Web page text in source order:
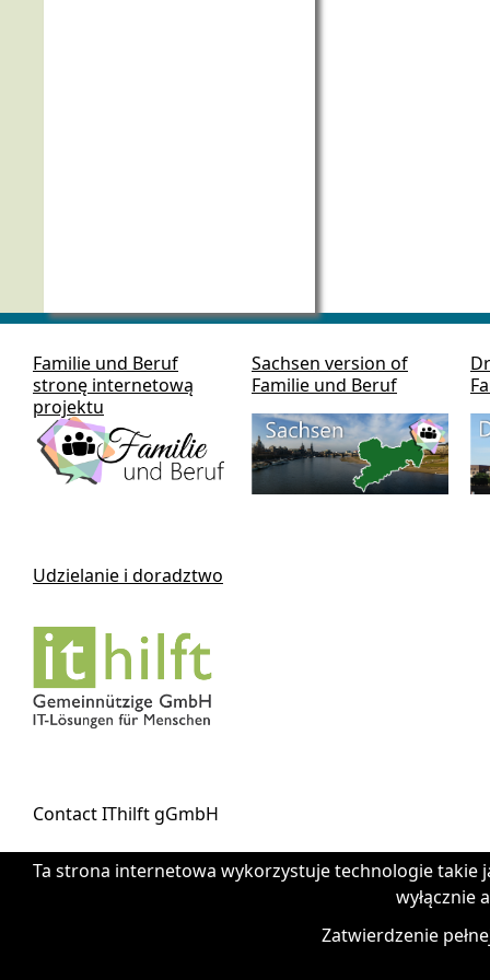
Ta strona internetowa wykorzystuje technologie takie
wyłącznie
Zatwierdzenie
Familie und Beruf
stronę internetową
projektu
Sachsen version of
Familie und Beruf
Udzielanie i doradztwo
Contact IThilft gGmbH
+49 351 - 312 930 64